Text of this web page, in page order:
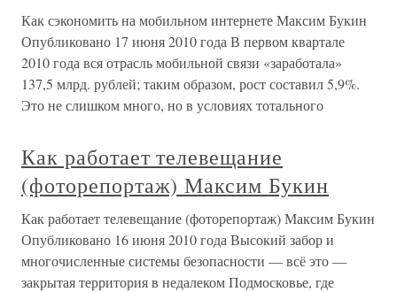
Как сэкономить на мобильном интернете Максим Букин
Опубликовано 17 июня 2010 года В первом квартале
2010 года вся отрасль мобильной связи «заработала»
137,5 млрд. рублей; таким образом, рост составил 5,9%.
Это не слишком много, но в условиях тотального
Как работает телевещание
(фоторепортаж) Максим Букин
Как работает телевещание (фоторепортаж) Максим Букин
Опубликовано 16 июня 2010 года Высокий забор и
многочисленные системы безопасности — всё это —
закрытая территория в недалеком Подмосковье, где